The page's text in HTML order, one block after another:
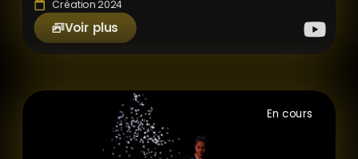
Création 2024
Voir plus
En cours